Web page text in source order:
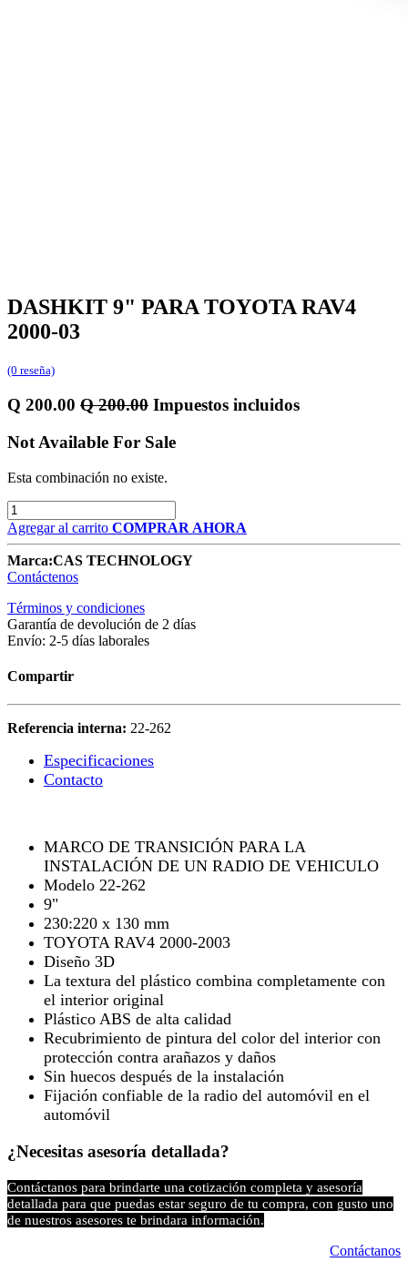
DASHKIT 9" PARA TOYOTA RAV4
2000-03
(0 reseña)
Q 200.00 Q200.00 Impuestos incluidos
Not Available For Sale
Esta combinación no existe.
Agregar al carrito COMPRAR AHORA
Marca:CAS TECHNOLOGY
Contáctenos
Términos y condiciones
Garantía de devolución de 2 días
Envío: 2-5 días laborales
Compartir
Referencia interna: 22-262
Especificaciones
Contacto
MARCO DE TRANSICIÓN PARA LA
INSTALACIÓN DE UN RADIO DE VEHICULO
Modelo 22-262
9"
230:220 x 130 mm
TOYOTA RAV4 2000-2003
Diseño 3D
La textura del plástico combina completamente con
el interior original
Plástico ABS de alta calidad
Recubrimiento de pintura del color del interior con
protección contra arañazos y daños
Sin huecos después de la instalación
Fijación confiable de la radio del automóvil en el
automóvil​
¿Necesitas asesoría detallada?
Contáctanos para brindarte una cotización completa y asesoría
detallada para que puedas estar seguro de tu compra, con gusto uno
de nuestros asesores te brindara información.
Contáctanos